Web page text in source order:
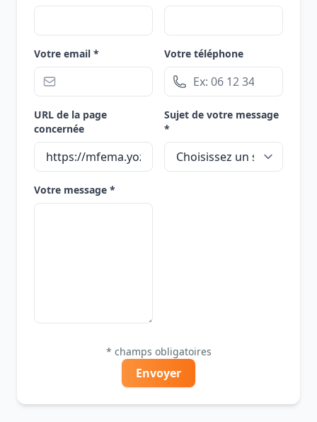
Votre email * Votre téléphone
URL de la page
concernée
Sujet de votre message
*
Votre message *
* champs obligatoires
Envoyer